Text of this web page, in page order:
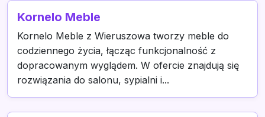
Kornelo Meble
Kornelo Meble z Wieruszowa tworzy meble do
codziennego życia, łącząc funkcjonalność z
dopracowanym wyglądem. W ofercie znajdują się
rozwiązania do salonu, sypialni i...